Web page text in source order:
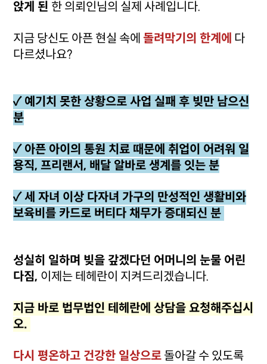
앉게 된 한 의뢰인님의 실제 사례입니다.
지금 당신도 아픈 현실 속에돌려막기의 한계에 다
다르셨나요?
✓ 예기치 못한 상황으로 사업 실패 후 빚만 남으신
분
✓ 아픈 아이의 통원 치료 때문에 취업이 어려워 일
용직, 프리랜서, 배달 알바로 생계를 잇는 분
✓ 세 자녀 이상 다자녀 가구의 만성적인 생활비와
보육비를 카드로 버티다 채무가 증대되신 분
성실히 일하며 빚을 갚겠다던 어머니의 눈물 어린
다짐, 이제는 테헤란이 지켜드리겠습니다.
지금 바로 법무법인 테헤란에 상담을 요청해주십시
오.
다시 평온하고 건강한 일상으로 돌아갈 수 있도록